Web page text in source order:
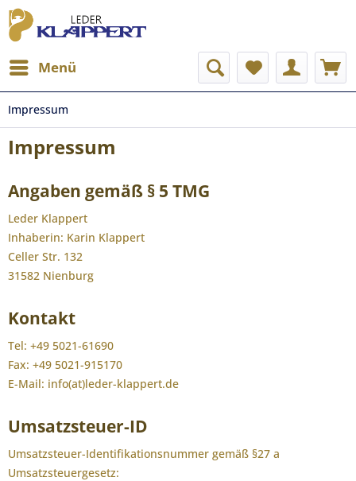
Menü
Impressum
Impressum
Angaben gemäß § 5 TMG
Leder Klappert
Inhaberin: Karin Klappert
Celler Str. 132
31582 Nienburg
Kontakt
Tel: +49 5021-61690
Fax: +49 5021-915170
E-Mail: info(at)leder-klappert.de
Umsatzsteuer-ID
Umsatzsteuer-Identifikationsnummer gemäß §27 a
Umsatzsteuergesetz: